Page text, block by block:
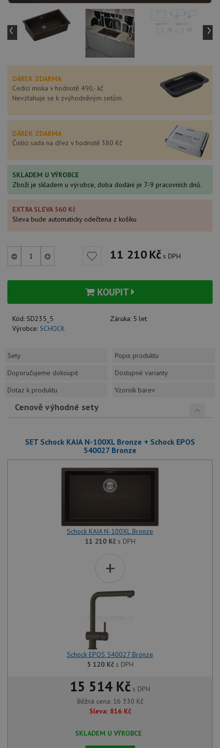
‹ ›
DÁREK ZDARMA
Cedící miska v hodnotě 490,- kč
Nevztahuje se k zvýhodněným setům.
DÁREK ZDARMA
Čistící sada na dřez v hodnotě 380 Kč
SKLADEM U VÝROBCE
Zboží je skladem u výrobce, doba dodání je 7-9 pracovních dnů.
EXTRA SLEVA 560 Kč
Sleva bude automaticky odečtena z košíku
11 210Kč s DPH
KOUPIT
Kód: SD235_5 Záruka: 5 let
Výrobce: SCHOCK
Sety
Popis produktu
Doporučujeme dokoupit
Dostupné varianty
Dotaz k produktu
Vzorník barev
Cenově výhodné sety
SET Schock KAIA N-100XL Bronze + Schock EPOS
540027 Bronze
Schock KAIA N-100XL Bronze
11 210 Kčs DPH
+
Schock EPOS 540027 Bronze
5 120 Kčs DPH
15 514 Kč s DPH
Běžná cena: 16 330 Kč
Sleva: 816 Kč
SKLADEM U VÝROBCE